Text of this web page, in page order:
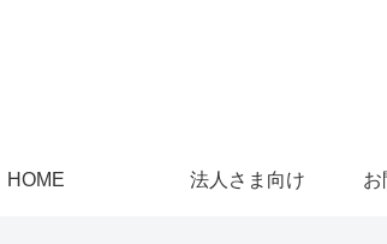
HOME 法人さま向け お